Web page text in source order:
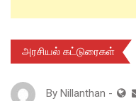
அரசியல் கட்டுரைகள்
By Nillanthan -